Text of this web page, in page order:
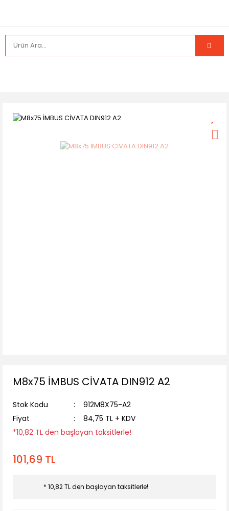
M8x75 İMBUS CİVATA DIN912 A2
Stok Kodu
912M8X75-A2
Fiyat
84,75 TL + KDV
*10,82 TL den başlayan taksitlerle!
101,69 TL
* 10,82 TL den başlayan taksitlerle!